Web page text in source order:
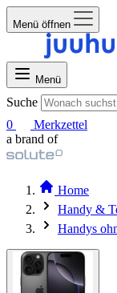
Menü öffnen
Menü
Suche
0
Merkzettel
a brand of
Home
Handy &
Handys